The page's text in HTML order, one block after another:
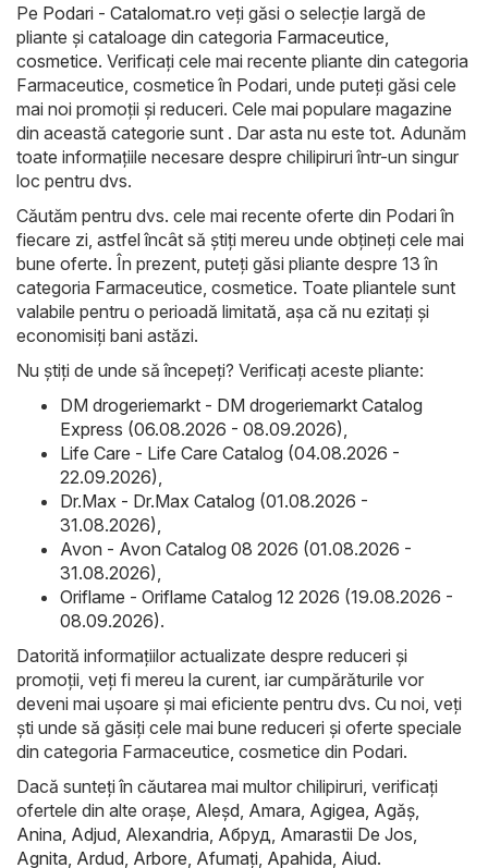
Pe Podari - Catalomat.ro veți găsi o selecție largă de
pliante și cataloage din categoria Farmaceutice,
cosmetice. Verificați cele mai recente pliante din categoria
Farmaceutice, cosmetice în Podari, unde puteți găsi cele
mai noi promoții și reduceri. Cele mai populare magazine
din această categorie sunt . Dar asta nu este tot. Adunăm
toate informațiile necesare despre chilipiruri într-un singur
loc pentru dvs.
Căutăm pentru dvs. cele mai recente oferte din Podari în
fiecare zi, astfel încât să știți mereu unde obțineți cele mai
bune oferte. În prezent, puteți găsi pliante despre 13 în
categoria Farmaceutice, cosmetice. Toate pliantele sunt
valabile pentru o perioadă limitată, așa că nu ezitați și
economisiți bani astăzi.
Nu știți de unde să începeți? Verificați aceste pliante:
DM drogeriemarkt - DM drogeriemarkt Catalog
Express (06.08.2026 - 08.09.2026)
Life Care - Life Care Catalog (04.08.2026 -
22.09.2026)
Dr.Max - Dr.Max Catalog (01.08.2026 -
31.08.2026)
Avon - Avon Catalog 08 2026 (01.08.2026 -
31.08.2026)
Oriflame - Oriflame Catalog 12 2026 (19.08.2026 -
08.09.2026).
Datorită informațiilor actualizate despre reduceri și
promoții, veți fi mereu la curent, iar cumpărăturile vor
deveni mai ușoare și mai eficiente pentru dvs. Cu noi, veți
ști unde să găsiți cele mai bune reduceri și oferte speciale
din categoria Farmaceutice, cosmetice din Podari.
Dacă sunteți în căutarea mai multor chilipiruri, verificați
ofertele din alte orașe, Aleşd Amara Agigea Agăş
Anina Adjud Alexandria Абруд Amarastii De Jos
Agnita Ardud Arbore Afumaţi Apahida Aiud.